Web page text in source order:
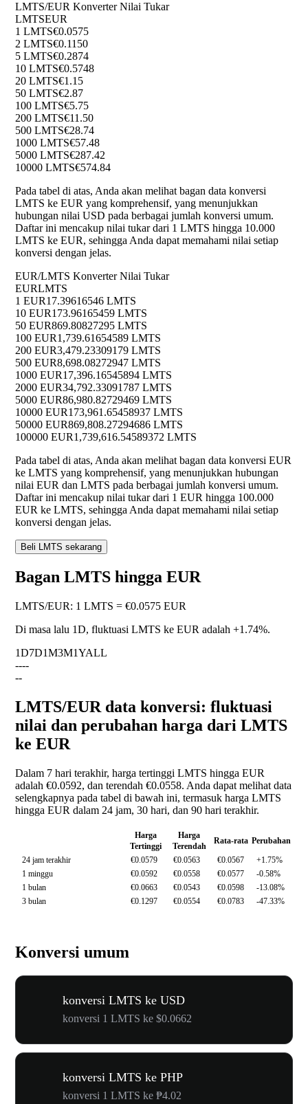
LMTS/EUR Konverter Nilai Tukar
LMTSEUR
1 LMTS€0.0575
2 LMTS€0.1150
5 LMTS€0.2874
10 LMTS€0.5748
20 LMTS€1.15
50 LMTS€2.87
100 LMTS€5.75
200 LMTS€11.50
500 LMTS€28.74
1000 LMTS€57.48
5000 LMTS€287.42
10000 LMTS€574.84
Pada tabel di atas, Anda akan melihat bagan data konversi
LMTS ke EUR yang komprehensif, yang menunjukkan
hubungan nilai USD pada berbagai jumlah konversi umum.
Daftar ini mencakup nilai tukar dari 1 LMTS hingga 10.000
LMTS ke EUR, sehingga Anda dapat memahami nilai setiap
konversi dengan jelas.
EUR/LMTS Konverter Nilai Tukar
EURLMTS
1 EUR17.39616546 LMTS
10 EUR173.96165459 LMTS
50 EUR869.80827295 LMTS
100 EUR1,739.61654589 LMTS
200 EUR3,479.23309179 LMTS
500 EUR8,698.08272947 LMTS
1000 EUR17,396.16545894 LMTS
2000 EUR34,792.33091787 LMTS
5000 EUR86,980.82729469 LMTS
10000 EUR173,961.65458937 LMTS
50000 EUR869,808.27294686 LMTS
100000 EUR1,739,616.54589372 LMTS
Pada tabel di atas, Anda akan melihat bagan data konversi EUR
ke LMTS yang komprehensif, yang menunjukkan hubungan
nilai EUR dan LMTS pada berbagai jumlah konversi umum.
Daftar ini mencakup nilai tukar dari 1 EUR hingga 100.000
EUR ke LMTS, sehingga Anda dapat memahami nilai setiap
konversi dengan jelas.
Beli LMTS sekarang
Bagan LMTS hingga EUR
LMTS/EUR: 1 LMTS = €0.0575 EUR
Di masa lalu 1D, fluktuasi LMTS ke EUR adalah +1.74%.
1D7D1M3M1YALL
----
--
LMTS/EUR data konversi: fluktuasi
nilai dan perubahan harga dari LMTS
ke EUR
Dalam 7 hari terakhir, harga tertinggi LMTS hingga EUR
adalah €0.0592, dan terendah €0.0558. Anda dapat melihat data
selengkapnya pada tabel di bawah ini, termasuk harga LMTS
hingga EUR dalam 24 jam, 30 hari, dan 90 hari terakhir.
Harga
Tertinggi
Harga
Terendah
Rata-rata Perubahan
24 jam terakhir
€0.0579 €0.0563 €0.0567
+1.75%
1 minggu
€0.0592 €0.0558 €0.0577
-0.58%
1 bulan
€0.0663 €0.0543 €0.0598
-13.08%
3 bulan
€0.1297 €0.0554 €0.0783 -47.33%
Konversi umum
konversi LMTS ke USD
konversi 1 LMTS ke $0.0662
konversi LMTS ke PHP
konversi 1 LMTS ke ₱4.02